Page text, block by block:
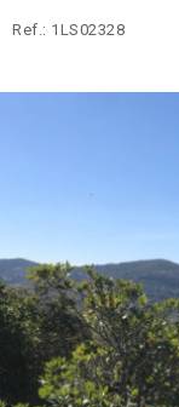
Ref.: 1LS02328